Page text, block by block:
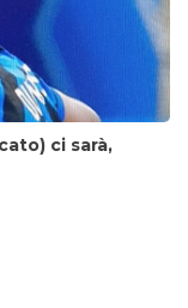
ci sarà,